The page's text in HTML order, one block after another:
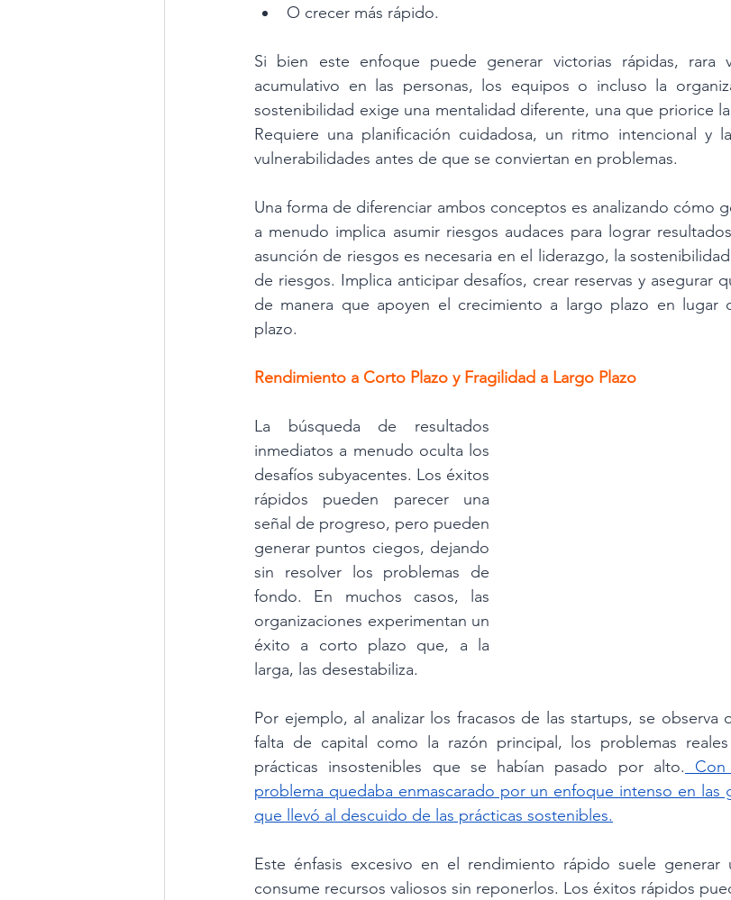
O crecer más rápido.
Si bien este enfoque puede generar victorias rápidas, rara
acumulativo en las personas, los equipos o incluso la
sostenibilidad exige una mentalidad diferente, una que priorice
Requiere una planificación cuidadosa, un ritmo intencional y
vulnerabilidades antes de que se conviertan en problemas.
Una forma de diferenciar ambos conceptos es analizando cómo
a menudo implica asumir riesgos audaces para lograr
asunción de riesgos es necesaria en el liderazgo, la
de riesgos. Implica anticipar desafíos, crear reservas y asegurar
de manera que apoyen el crecimiento a largo plazo en lugar
plazo.
Rendimiento a Corto Plazo y Fragilidad a Largo Plazo
La búsqueda de resultados
inmediatos a menudo oculta los
desafíos subyacentes. Los éxitos
rápidos pueden parecer una
señal de progreso, pero pueden
generar puntos ciegos, dejando
sin resolver los problemas de
fondo. En muchos casos, las
organizaciones experimentan un
éxito a corto plazo que, a la
larga, las desestabiliza.
Por ejemplo, al analizar los fracasos de las startups, se
falta de capital como la razón principal, los problemas
prácticas insostenibles que se habían pasado por alto. Con
problema quedaba enmascarado por un enfoque intenso en las
que llevó al descuido de las prácticas sostenibles.
Este énfasis excesivo en el rendimiento rápido suele
consume recursos valiosos sin reponerlos. Los éxitos rápidos